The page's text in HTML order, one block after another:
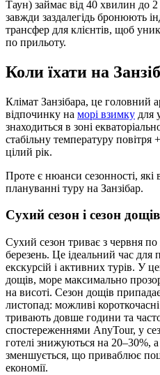
Таун) займає від 40 хвилин до
завжди заздалегідь бронюють
трансфер для клієнтів, щоб
по прильоту.
Коли їхати на
Клімат Занзібара, це головний
відпочинку на морі взимку для
знаходиться в зоні
стабільну температуру
цілий рік.
Проте є нюанси сезонності,
плануванні туру на Занзібар.
Сухий сезон і сезон
Сухий сезон триває з червня по
березень. Це ідеальний час для
екскурсій і активних турів. У
дощів, море максимально
на висоті. Сезон дощів
листопад: можливі короткочасні
тривають довше години та
спостереженнями AnyTour, у
готелі знижуються на 20–30%, а
зменшується, що приваблює
економії.